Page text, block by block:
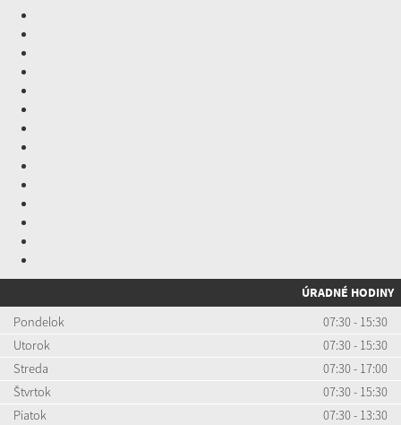
ÚRADNÉ HODINY
Pondelok
07:30 - 15:30
Utorok
07:30 - 15:30
Streda
07:30 - 17:00
Štvrtok
07:30 - 15:30
Piatok
07:30 - 13:30